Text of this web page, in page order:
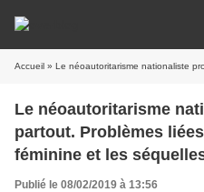
Accueil » Le néoautoritarisme nationaliste progresse partout.
Le néoautoritarisme
partout. Problèmes
féminine et les
Publié le 08/02/2019 à 13:56